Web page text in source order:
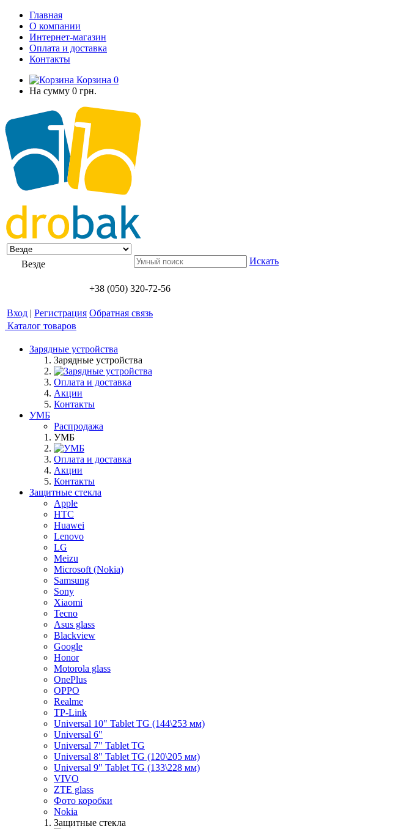
Главная
О компании
Интернет-магазин
Оплата и доставка
Контакты
Корзина 0
На сумму 0 грн.
Везде Искать
+38 (050) 320-72-56
Вход | Регистрация Обратная связь
Каталог товаров
Зарядные устройства
Зарядные устройства
Оплата и доставка
Акции
Контакты
УМБ
Распродажа
УМБ
Оплата и доставка
Акции
Контакты
Защитные стекла
Apple
HTC
Huawei
Lenovo
LG
Meizu
Microsoft (Nokia)
Samsung
Sony
Xiaomi
Tecno
Asus glass
Blackview
Google
Honor
Motorola glass
OnePlus
OPPO
Realme
TP-Link
Universal 10" Tablet TG (144\253 мм)
Universal 6"
Universal 7" Tablet TG
Universal 8" Tablet TG (120\205 мм)
Universal 9" Tablet TG (133\228 мм)
VIVO
ZTE glass
Фото коробки
Nokia
Защитные стекла